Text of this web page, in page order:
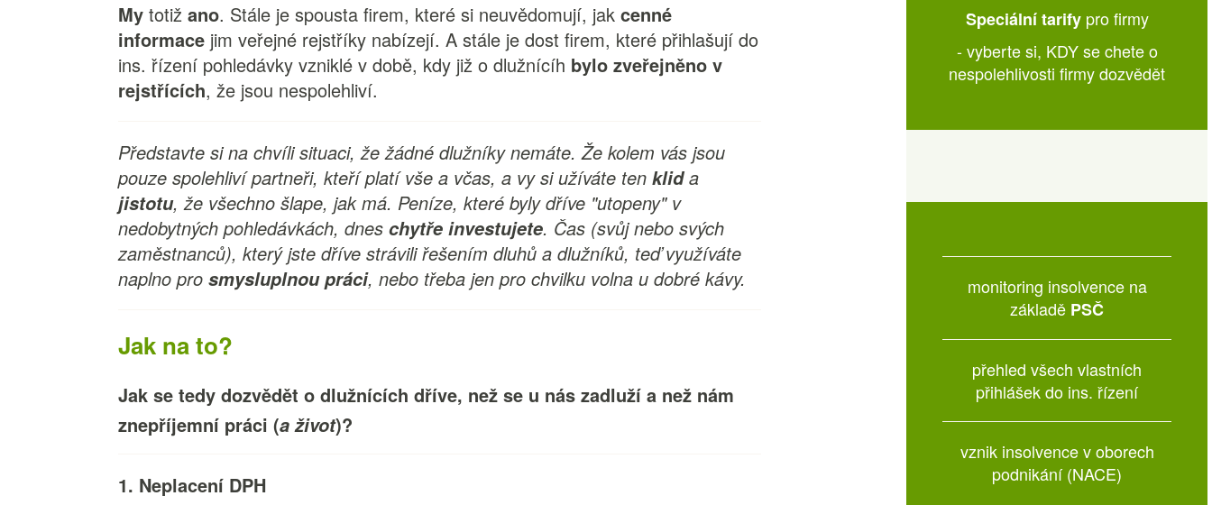
Mytotižano. Stále je spousta firem, které si neuvědomují, jakcenné
informace jim veřejné rejstříky nabízejí. A stále je dost firem, které přihlašují do
ins. řízení pohledávky vzniklé v době, kdy již o dlužnícíh bylo zveřejněno v
rejstřících, že jsou nespolehliví.
Představte si na chvíli situaci, že žádné dlužníky nemáte. Že kolem vás jsou
pouze spolehliví partneři, kteří platí vše a včas, a vy si užíváte tenklida
jistotu, že všechno šlape, jak má. Peníze, které byly dříve "utopeny" v
nedobytných pohledávkách, dneschytře investujete. Čas (svůj nebo svých
zaměstnanců), který jste dříve strávili řešením dluhů a dlužníků, teď využíváte
naplno prosmysluplnou práci, nebo třeba jen pro chvilku volna u dobré kávy.
Jak na to?
Jak se tedy dozvědět o dlužnících dříve, než se u nás zadluží a než nám
znepříjemní práci (a život)?
1. Neplacení DPH
Speciální tarifypro firmy
- vyberte si, KDY se chete o
nespolehlivosti firmy dozvědět
monitoring insolvence na
základě PSČ
přehled všech vlastních
přihlášek do ins. řízení
vznik insolvence v oborech
podnikání (NACE)